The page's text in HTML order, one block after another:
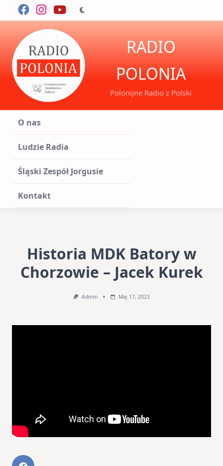
RADIO
POLONIA
Polonijne Radio z Polski
O nas
Ludzie Radia
Śląski Zespół Jorgusie
Kontakt
Historia MDK Batory w
Chorzowie – Jacek Kurek
Admin Maj 17, 2023